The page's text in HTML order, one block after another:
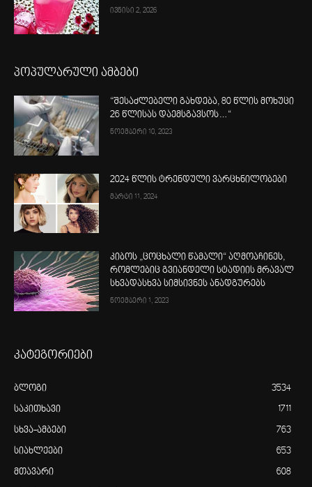
ივნისი 2, 2026
პოპულარული ამბები
“შესაძლებელი გახდება, 80 წლის მოხუცი
26 წლისას დაემსგავსოს…“
ნოემბერი 10, 2023
2024 წლის ტრენდული ვარცხნილობები
მარტი 11, 2024
კიბოს „ცოცხალი წამალი“ აღმოაჩინეს,
რომლებიც გვიანდელი სტადიის მრავალ
სხვადასხვა სიმსივნეს ანადგურებს
ნოემბერი 1, 2023
კატეგორიები
ბლოგი 3534
საკითხავი 1711
სხვა-ამბები 763
სიახლეები 653
მთავარი 608